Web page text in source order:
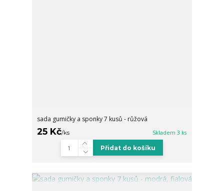
sada gumičky a sponky 7 kusů - růžová
25 Kč/ks Skladem 3 ks
Přidat do košíku